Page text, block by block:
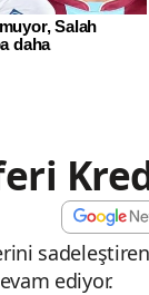
ediyor.